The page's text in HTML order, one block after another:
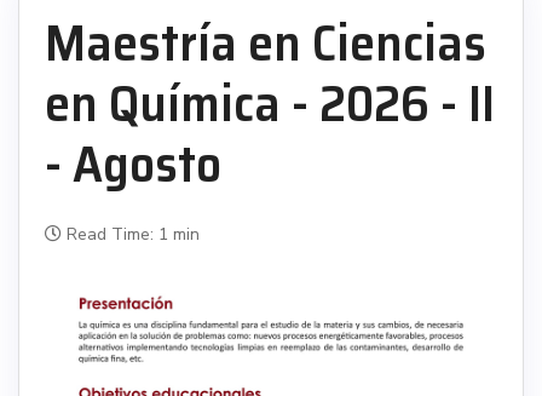
Maestría en Ciencias
en Química - 2026 - II
- Agosto
Read Time: 1 min